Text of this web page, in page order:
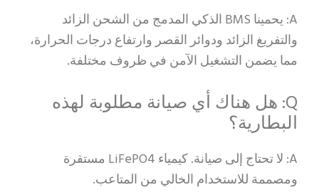
A: يحمينا BMS الذكي المدمج من الشحن الزائد
والتفريغ الزائد ودوائر القصر وارتفاع درجات الحرارة،
مما يضمن التشغيل الآمن في ظروف مختلفة.
Q: هل هناك أي صيانة مطلوبة لهذه
البطارية؟
A: لا تحتاج إلى صيانة. كيمياء LiFePO4 مستقرة
ومصممة للاستخدام الخالي من المتاعب.